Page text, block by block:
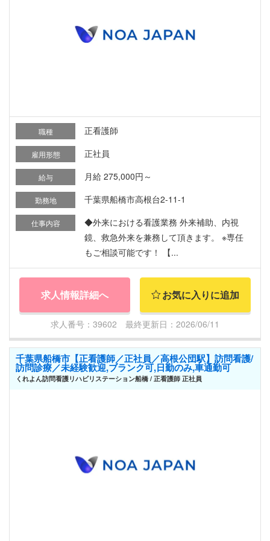
職種 正看護師
雇用形態 正社員
給与 月給 275,000円～
勤務地 千葉県船橋市高根台2-11-1
仕事内容
◆外来における看護業務 外来補助、内視
鏡、救急外来を兼務して頂きます。 ※専任
もご相談可能です！ 【...
求人情報詳細へ お気に入りに追加
求人番号：39602 最終更新日：2026/06/11
千葉県船橋市【正看護師／正社員／高根公団駅】訪問看護/
訪問診療／未経験歓迎,ブランク可,日勤のみ,車通勤可
くれよん訪問看護リハビリステーション船橋 / 正看護師 正社員